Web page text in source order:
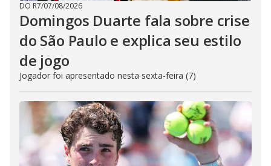
DO R7/07/08/2026
Domingos Duarte fala sobre crise
do São Paulo e explica seu estilo
de jogo
Jogador foi apresentado nesta sexta-feira (7)